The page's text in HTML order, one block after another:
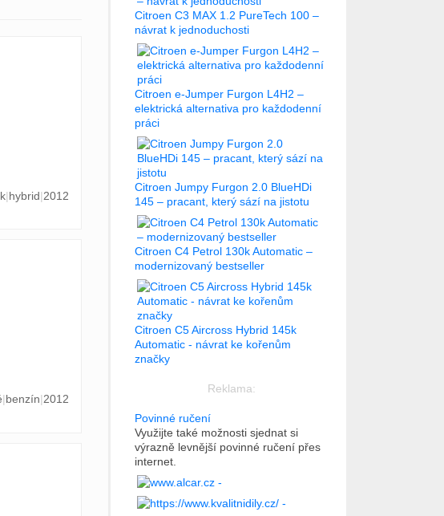
2012
hybrid
2012
benzín
Citroen C3 MAX 1.2 PureTech 100 –
návrat k jednoduchosti
Citroen e-Jumper Furgon L4H2 –
elektrická alternativa pro každodenní
práci
Citroen Jumpy Furgon 2.0 BlueHDi
145 – pracant, který sází na jistotu
Citroen C4 Petrol 130k Automatic –
modernizovaný bestseller
Citroen C5 Aircross Hybrid 145k
Automatic - návrat ke kořenům
značky
Reklama:
Povinné ručení
Využijte také možnosti sjednat si
výrazně levnější povinné ručení přes
internet.